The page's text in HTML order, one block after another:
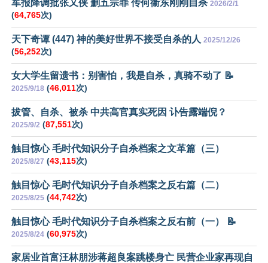
军报降调批张又侠 删五宗罪 传何衞东刚刚自杀 2026/2/1
(64,765次)
天下奇谭 (447) 神的美好世界不接受自杀的人 2025/12/26
(56,252次)
女大学生留遗书：别害怕，我是自杀，真骑不动了 📝
2025/9/18 (46,011次)
拔管、自杀、被杀 中共高官真实死因 讣告露端倪？
2025/9/2 (87,551次)
触目惊心 毛时代知识分子自杀档案之文革篇（三）
2025/8/27 (43,115次)
触目惊心 毛时代知识分子自杀档案之反右篇（二）
2025/8/25 (44,742次)
触目惊心 毛时代知识分子自杀档案之反右前（一） 📝
2025/8/24 (60,975次)
家居业首富汪林朋涉蒋超良案跳楼身亡 民营企业家再现自